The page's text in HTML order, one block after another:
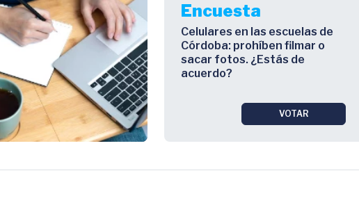
Encuesta
Celulares en las escuelas de
Córdoba: prohíben filmar o
sacar fotos. ¿Estás de
acuerdo?
VOTAR